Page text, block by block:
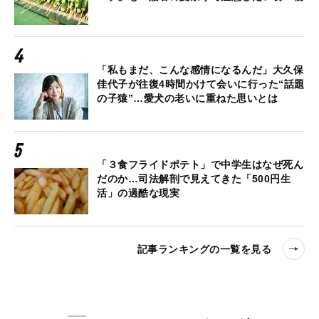
「私もまだ、こんな感情になるんだ」大久保
佳代子が往復4時間かけて会いに行った“話題
の子猿”…愛犬の老いに重ねた思いとは
「３食フライドポテト」で中学生はなぜ死ん
だのか…司法解剖で見えてきた「500円生
活」の過酷な現実
記事ランキングの一覧を見る